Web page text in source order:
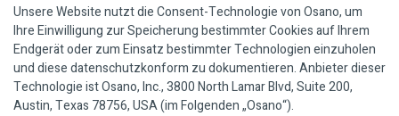
Unsere Website nutzt die Consent-Technologie von Osano, um
Ihre Einwilligung zur Speicherung bestimmter Cookies auf Ihrem
Endgerät oder zum Einsatz bestimmter Technologien einzuholen
und diese datenschutzkonform zu dokumentieren. Anbieter dieser
Technologie ist Osano, Inc., 3800 North Lamar Blvd, Suite 200,
Austin, Texas 78756, USA (im Folgenden „Osano“).